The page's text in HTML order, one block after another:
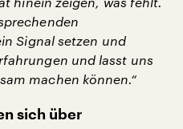
Signal setzen und
und lasst uns
machen können.“
sich über